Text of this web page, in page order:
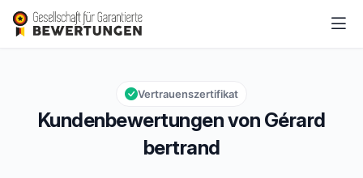
Gérard bertrand
Gesamtbewertung: 9,6 von 10
9,6/10
Kundenbewertungen von Gérard
bertrand
Vertrauenszertifikat